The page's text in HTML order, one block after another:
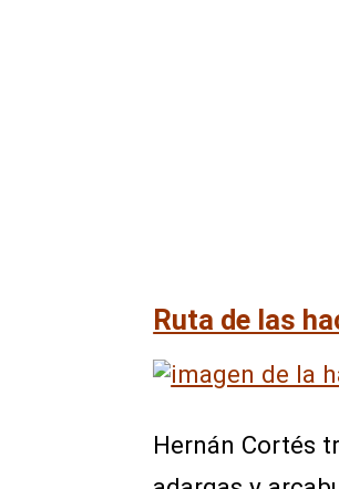
Ruta de las
Hernán Cortés